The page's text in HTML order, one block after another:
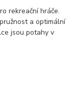
rekreační hráče.
a optimální
jsou potahy v